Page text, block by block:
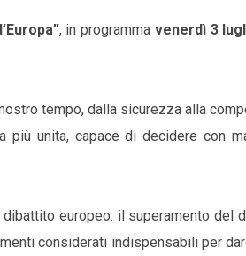
, in programma venerdì 3
tempo, dalla sicurezza alla
più unita, capace di decidere con
europeo: il superamento del
considerati indispensabili per